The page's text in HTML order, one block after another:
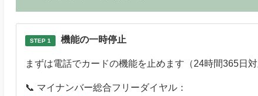
STEP 1 機能の一時停止
まずは電話でカードの機能を止めます（24時間365日対
📞 マイナンバー総合フリーダイヤル：